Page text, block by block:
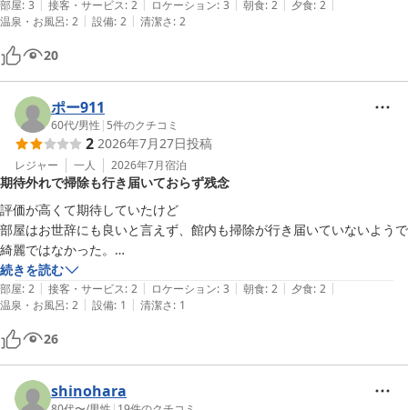
わらないのか、窓ガラスには多数の汚れや虫がついていてせっかくの眺
望も半減。合宿客が多く、重なると落ち着きません。
部屋: 3 | 接客・サービス: 2 | ロケーション: 3 | 朝食: 2 | 夕食: 2 |
温泉・お風呂: 2 | 設備: 2 | 清潔さ: 2
20
ポー911
60代/男性 | 5件のクチコミ
2 2026年7月27日投稿
レジャー 一人 2026年7月宿泊
期待外れで掃除も行き届いておらず残念
評価が高くて期待していたけど
部屋はお世辞にも良いと言えず、館内も掃除が行き届いていないようで
綺麗ではなかった。
食事も期待を大きく裏切られ至極残念。
評価が当てにならないというのを思い知らされた。
続きを読む
部屋: 2 | 接客・サービス: 2 | ロケーション: 3 | 朝食: 2 | 夕食: 2 |
温泉・お風呂: 2 | 設備: 1 | 清潔さ: 1
26
shinohara